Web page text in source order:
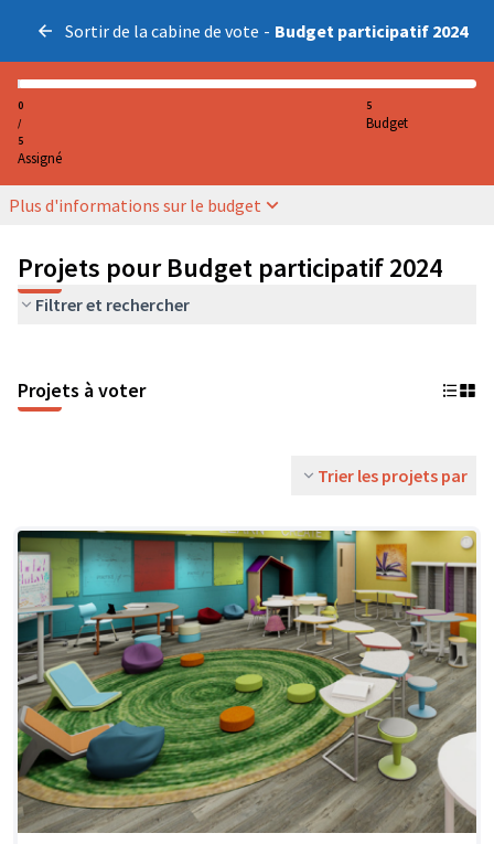
Sortir de la cabine de vote - Budget participatif 2024
0
/
5
Assigné
5
Budget
Plus d'informations sur le budget
Projets pour Budget participatif 2024
Filtrer et rechercher
Projets à voter
Trier les projets par